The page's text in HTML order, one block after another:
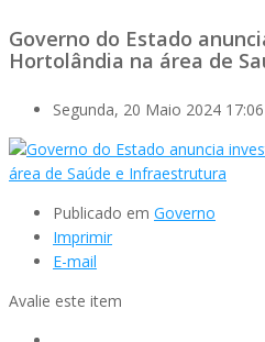
Governo do Estado
Hortolândia na área de
Segunda, 20 Maio 2024 17:06
Publicado em Governo
Imprimir
E-mail
Avalie este item